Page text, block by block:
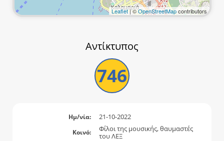
Leaflet| ©OpenStreetMapcontributors
Αντίκτυπος
746
Ημ/νία: 21-10-2022
Κοινό:
Φίλοι της μουσικής, θαυμαστές
του ΛΕΞ